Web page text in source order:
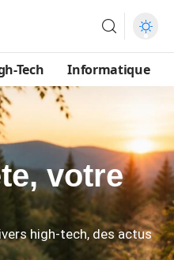
Tech Informatique
votre
high-tech, des actus